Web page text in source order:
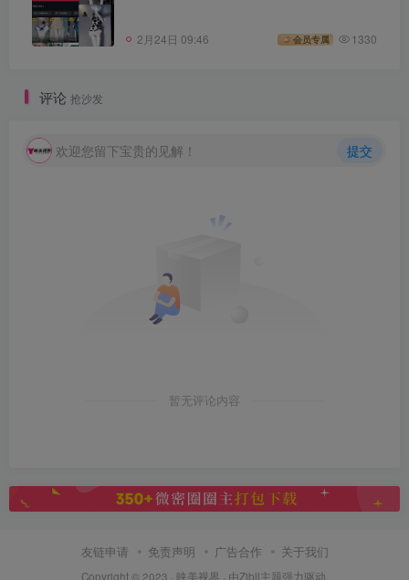
2月24日 09:46 会员专属 1330
评论 抢沙发
欢迎您留下宝贵的见解！ 提交
暂无评论内容
友链申请 免责声明 广告合作 关于我们
Copyright © 2023 · 映美视界 · 由Zibll主题强力驱动.